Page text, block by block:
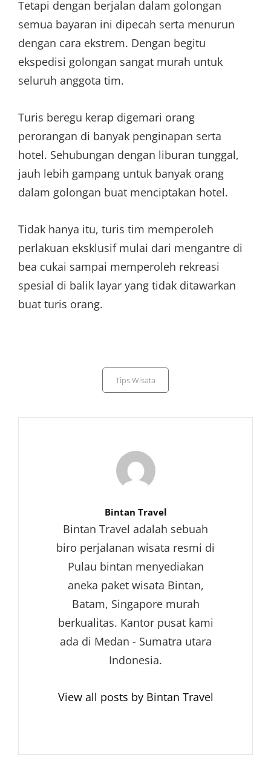
Tetapi dengan berjalan dalam golongan
semua bayaran ini dipecah serta menurun
dengan cara ekstrem. Dengan begitu
ekspedisi golongan sangat murah untuk
seluruh anggota tim.
Turis beregu kerap digemari orang
perorangan di banyak penginapan serta
hotel. Sehubungan dengan liburan tunggal,
jauh lebih gampang untuk banyak orang
dalam golongan buat menciptakan hotel.
Tidak hanya itu, turis tim memperoleh
perlakuan eksklusif mulai dari mengantre di
bea cukai sampai memperoleh rekreasi
spesial di balik layar yang tidak ditawarkan
buat turis orang.
Categories
Tips Wisata
Author:
Bintan Travel
Bintan Travel adalah sebuah
biro perjalanan wisata resmi di
Pulau bintan menyediakan
aneka paket wisata Bintan,
Batam, Singapore murah
berkualitas. Kantor pusat kami
ada di Medan - Sumatra utara
Indonesia.
View all posts by Bintan Travel